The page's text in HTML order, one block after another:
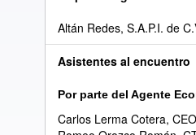
Altán Redes, S.A.P.I. de
Asistentes al encuentro
Por parte del Agente
Carlos Lerma Cotera, CEO